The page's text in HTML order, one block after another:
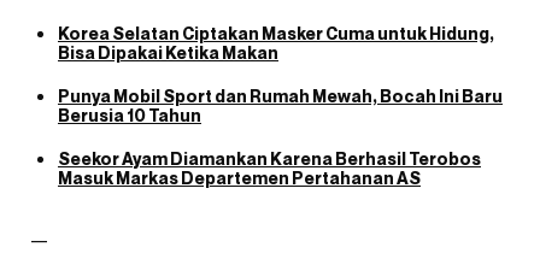
Korea Selatan Ciptakan Masker Cuma untuk Hidung,
Bisa Dipakai Ketika Makan
Punya Mobil Sport dan Rumah Mewah, Bocah Ini Baru
Berusia 10 Tahun
Seekor Ayam Diamankan Karena Berhasil Terobos
Masuk Markas Departemen Pertahanan AS
—